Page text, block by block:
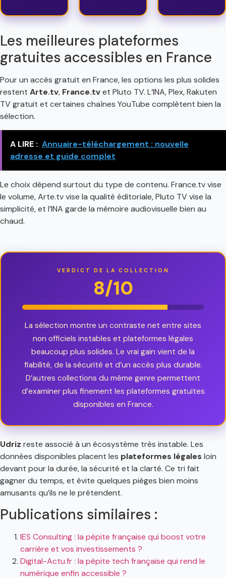
Les meilleures plateformes
gratuites accessibles en France
Pour un accès gratuit en France, les options les plus solides
restent Arte.tv, France.tvet Pluto TV. L’INA, Plex, Rakuten
TV gratuit et certaines chaînes YouTube complètent bien la
sélection.
A LIRE : Annuaire-téléchargement : nouvelle
adresse et guide complet
Le choix dépend surtout du type de contenu. France.tv vise
le volume, Arte.tv vise la qualité éditoriale, Pluto TV vise la
simplicité, et l’INA garde la mémoire audiovisuelle bien au
chaud.
VERDICT DE LA COLLECTION
8/10
La sélection montre un contraste net entre sites
non officiels instables et plateformes légales
beaucoup plus solides. Le vrai gain vient de la
fiabilité, de la sécurité et d’un accès plus durable.
D’autres collections du même genre permettent
d’examiner plus finement les plateformes gratuites
disponibles en France.
Udriz reste associé à un écosystème très instable. Les
données disponibles placent les plateformes légales loin
devant pour la durée, la sécurité et la clarté. Ce tri fait
gagner du temps, et évite quelques pièges bien moins
amusants qu’ils ne le prétendent.
Publications similaires :
IES Consulting : la pépite française qui boost votre
carrière et vos investissements ?
Digital-Actu.fr : la pépite tech française qui rend le
numérique enfin accessible ?